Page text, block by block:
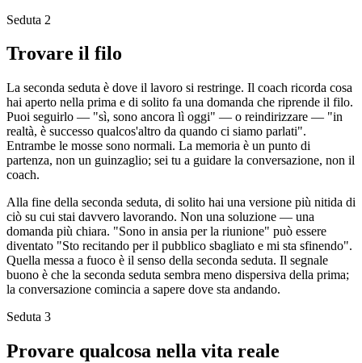
Seduta 2
Trovare il filo
La seconda seduta è dove il lavoro si restringe. Il coach ricorda cosa
hai aperto nella prima e di solito fa una domanda che riprende il filo.
Puoi seguirlo — "sì, sono ancora lì oggi" — o reindirizzare — "in
realtà, è successo qualcos'altro da quando ci siamo parlati".
Entrambe le mosse sono normali. La memoria è un punto di
partenza, non un guinzaglio; sei tu a guidare la conversazione, non il
coach.
Alla fine della seconda seduta, di solito hai una versione più nitida di
ciò su cui stai davvero lavorando. Non una soluzione — una
domanda più chiara. "Sono in ansia per la riunione" può essere
diventato "Sto recitando per il pubblico sbagliato e mi sta sfinendo".
Quella messa a fuoco è il senso della seconda seduta. Il segnale
buono è che la seconda seduta sembra meno dispersiva della prima;
la conversazione comincia a sapere dove sta andando.
Seduta 3
Provare qualcosa nella vita reale